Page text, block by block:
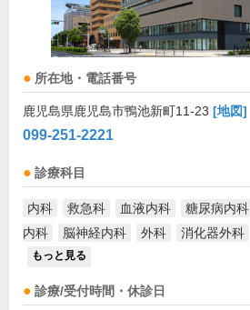
所在地・電話番号
鹿児島県鹿児島市鴨池新町11-23 [地図]
099-251-2221
診療科目
内科 救急科 血液内科 糖尿病内科
内科
脳神経内科 外科 消化器外科
もっと見る
診療/受付時間・休診日